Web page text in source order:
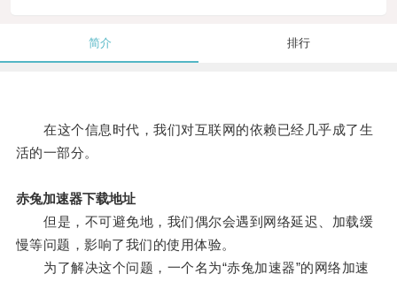
简介 排行
在这个信息时代，我们对互联网的依赖已经几乎成了生
活的一部分。
赤兔加速器下载地址
但是，不可避免地，我们偶尔会遇到网络延迟、加载缓
慢等问题，影响了我们的使用体验。
为了解决这个问题，一个名为“赤兔加速器”的网络加速